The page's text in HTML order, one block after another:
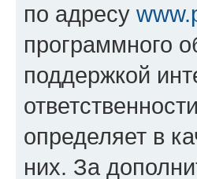
по адресу
программного
поддержкой
определяет в
них. За